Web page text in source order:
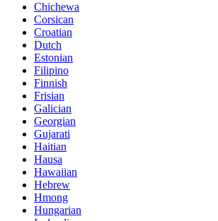
Chichewa
Corsican
Croatian
Dutch
Estonian
Filipino
Finnish
Frisian
Galician
Georgian
Gujarati
Haitian
Hausa
Hawaiian
Hebrew
Hmong
Hungarian